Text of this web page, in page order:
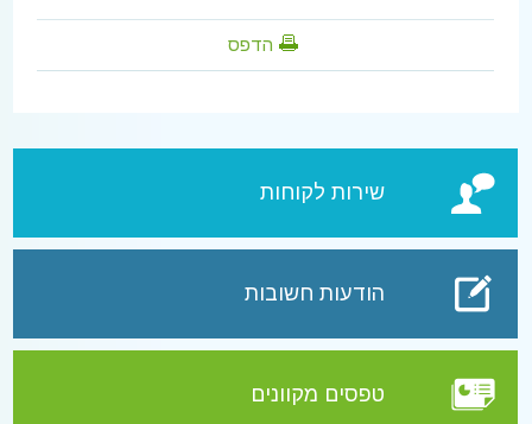
שירות לקוחות
הודעות חשובות
טפסים מקוונים
הדפס